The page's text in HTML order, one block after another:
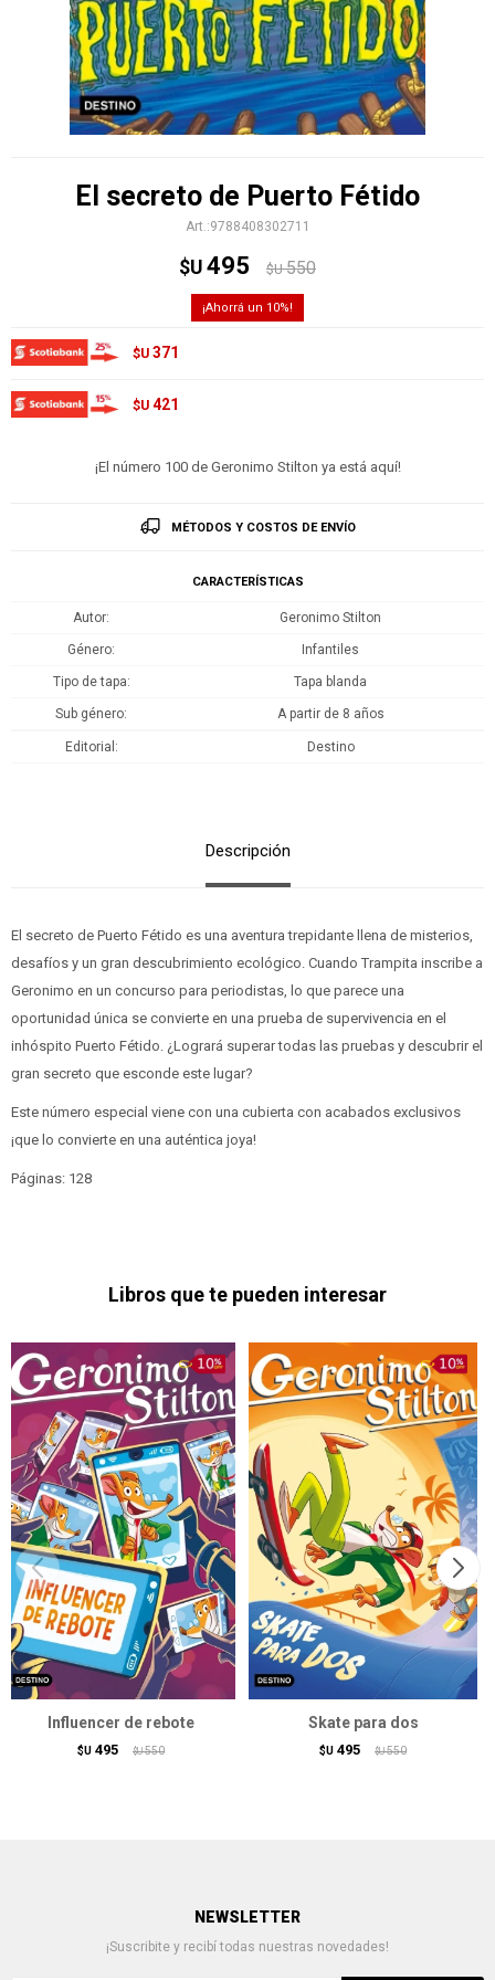
El secreto de Puerto Fétido
9788408302711
$U 495 $U 550
10
$U 371
$U 421
¡El número 100 de Geronimo Stilton ya está aquí!
MÉTODOS Y COSTOS DE ENVÍO
CARACTERÍSTICAS
Autor Geronimo Stilton
Género Infantiles
Tipo de tapa Tapa blanda
Sub género A partir de 8 años
Editorial Destino
Descripción
El secreto de Puerto Fétido es una aventura trepidante llena de misterios,
desafíos y un gran descubrimiento ecológico. Cuando Trampita inscribe a
Geronimo en un concurso para periodistas, lo que parece una
oportunidad única se convierte en una prueba de supervivencia en el
inhóspito Puerto Fétido. ¿Logrará superar todas las pruebas y descubrir el
gran secreto que esconde este lugar?
Este número especial viene con una cubierta con acabados exclusivos
¡que lo convierte en una auténtica joya!
Páginas: 128
Libros que te pueden interesar
Influencer de rebote
$U 495 $U 550
Skate para dos
$U 495 $U 550
NEWSLETTER
¡Suscribite y recibí todas nuestras novedades!